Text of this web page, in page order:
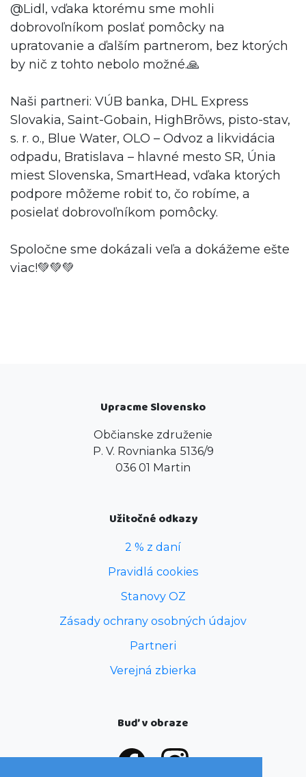
@Lidl, vďaka ktorému sme mohli
dobrovoľníkom poslať pomôcky na
upratovanie a ďalším partnerom, bez ktorých
by nič z tohto nebolo možné.🙏
Naši partneri: VÚB banka, DHL Express
Slovakia, Saint-Gobain, HighBrõws, pisto-stav,
s. r. o., Blue Water, OLO – Odvoz a likvidácia
odpadu, Bratislava – hlavné mesto SR, Únia
miest Slovenska, SmartHead, vďaka ktorých
podpore môžeme robiť to, čo robíme, a
posielať dobrovoľníkom pomôcky.
Spoločne sme dokázali veľa a dokážeme ešte
viac!💚💚💚
Upracme Slovensko
Občianske združenie
P. V. Rovnianka 5136/9
036 01 Martin
Užitočné odkazy
2 % z daní
Pravidlá cookies
Stanovy OZ
Zásady ochrany osobných údajov
Partneri
Verejná zbierka
Buď v obraze